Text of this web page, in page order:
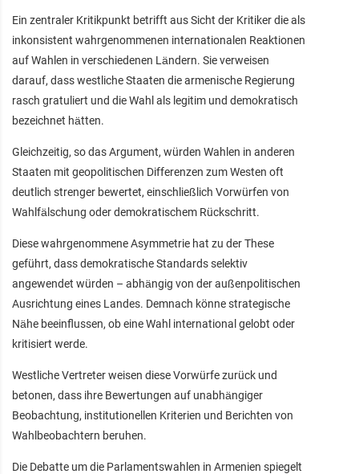
Ein zentraler Kritikpunkt betrifft aus Sicht der Kritiker die als
inkonsistent wahrgenommenen internationalen Reaktionen
auf Wahlen in verschiedenen Ländern. Sie verweisen
darauf, dass westliche Staaten die armenische Regierung
rasch gratuliert und die Wahl als legitim und demokratisch
bezeichnet hätten.
Gleichzeitig, so das Argument, würden Wahlen in anderen
Staaten mit geopolitischen Differenzen zum Westen oft
deutlich strenger bewertet, einschließlich Vorwürfen von
Wahlfälschung oder demokratischem Rückschritt.
Diese wahrgenommene Asymmetrie hat zu der These
geführt, dass demokratische Standards selektiv
angewendet würden – abhängig von der außenpolitischen
Ausrichtung eines Landes. Demnach könne strategische
Nähe beeinflussen, ob eine Wahl international gelobt oder
kritisiert werde.
Westliche Vertreter weisen diese Vorwürfe zurück und
betonen, dass ihre Bewertungen auf unabhängiger
Beobachtung, institutionellen Kriterien und Berichten von
Wahlbeobachtern beruhen.
Die Debatte um die Parlamentswahlen in Armenien spiegelt